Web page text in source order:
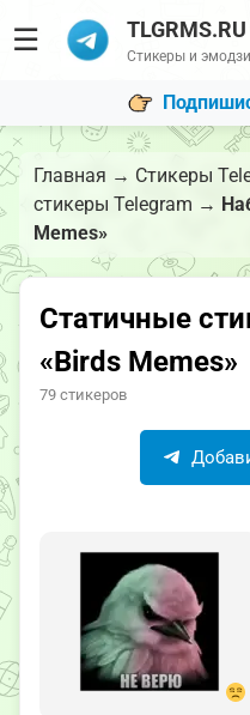
☰ TLGRMS.RU
Стикеры и
Главная → Стикеры
стикеры Telegram →
Memes»
Статичные
«Birds Memes»
79 стикеров